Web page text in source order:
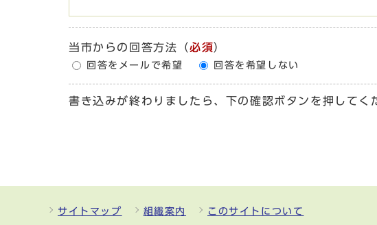
当市からの回答方法 （必須）
回答をメールで希望 回答を希望しない
書き込みが終わりましたら、下の確認ボタンを押してく
サイトマップ 組織案内
このサイトについて